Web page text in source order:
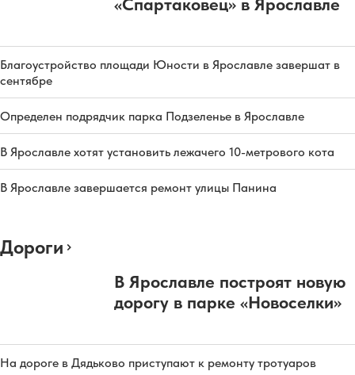
Благоустройство площади Юности в Ярославле завершат в
сентябре
Определен подрядчик парка Подзеленье в Ярославле
В Ярославле хотят установить лежачего 10-метрового кота
В Ярославле завершается ремонт улицы Панина
Дороги
В Ярославле построят новую
дорогу в парке «Новоселки»
На дороге в Дядьково приступают к ремонту тротуаров